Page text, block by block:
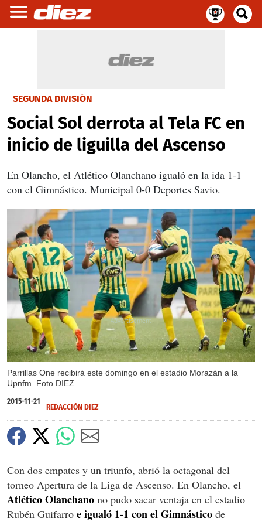
SEGUNDA DIVISIÓN
Social Sol derrota al Tela FC en
inicio de liguilla del Ascenso
En Olancho, el Atlético Olanchano igualó en la ida 1-1
con el Gimnástico. Municipal 0-0 Deportes Savio.
Parrillas One recibirá este domingo en el estadio Morazán a la
Upnfm. Foto DIEZ
X
2015-11-21
REDACCIÓN DIEZ
Con dos empates y un triunfo, abrió la octagonal del
torneo Apertura de la Liga de Ascenso. En Olancho, el
Atlético Olanchano no pudo sacar ventaja en el estadio
Rubén Guifarro e igualó 1-1 con el Gimnástico de